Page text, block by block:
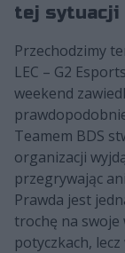
tej sytuacji
Przechodzimy
LEC – G2
weekend
Teamem BDS
organizacji
przegrywając
Prawda jest
trochę na swoje
potyczkach,